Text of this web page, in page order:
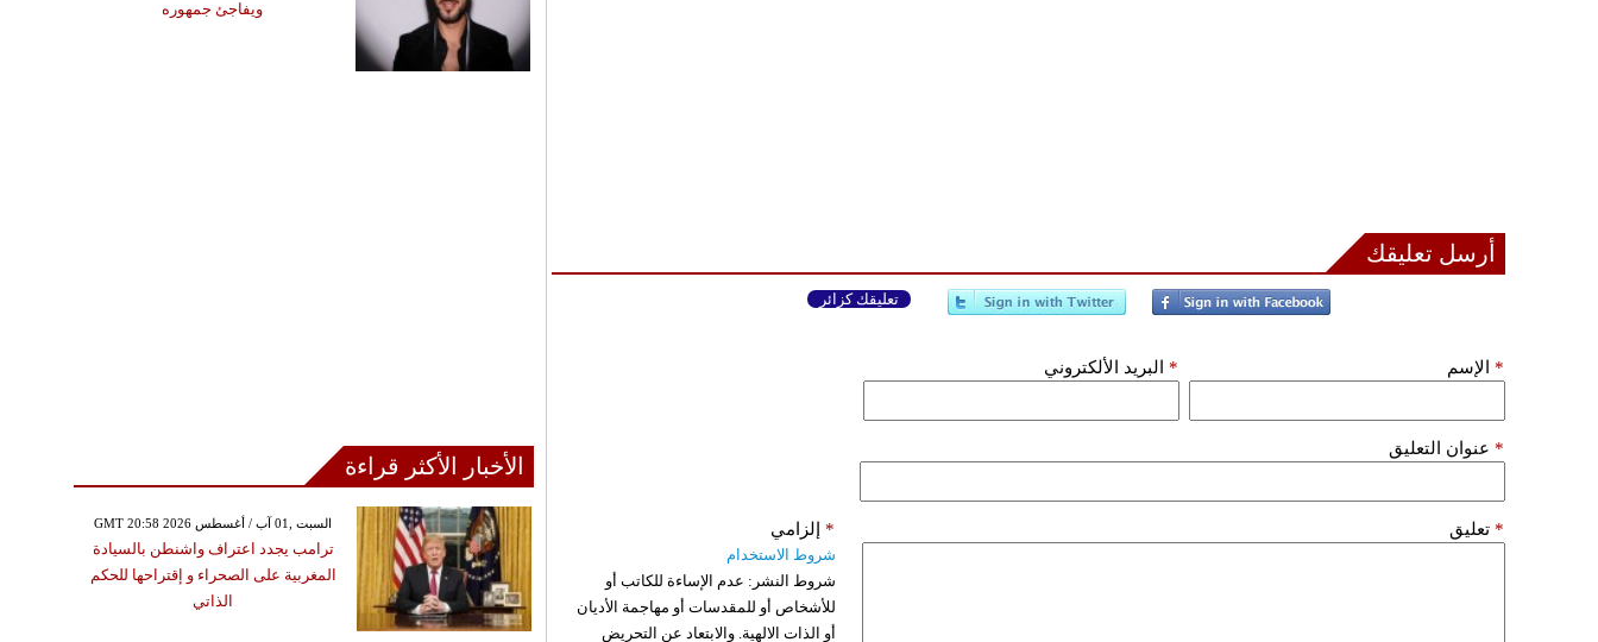
أرسل تعليقك
تعليقك كزائر
الإسم * البريد الألكتروني *
عنوان التعليق *
تعليق * إلزامي *
شروط الاستخدام
شروط النشر: عدم الإساءة للكاتب أو
للأشخاص أو للمقدسات أو مهاجمة الأديان
أو الذات الالهية. والابتعاد عن التحريض
ويفاجئ جمهوره
الأخبار الأكثر قراءة
GMT 20:58 2026 السبت ,01 آب / أغسطس
ترامب يجدد اعتراف واشنطن بالسيادة
المغربية على الصحراء و إقتراحها للحكم
الذاتي